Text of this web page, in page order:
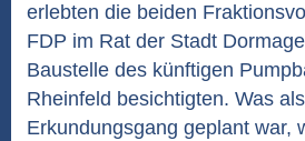
erlebten die beiden
FDP im Rat der Stadt
Baustelle des künftigen
Rheinfeld besichtigten. Was
Erkundungsgang geplant war,